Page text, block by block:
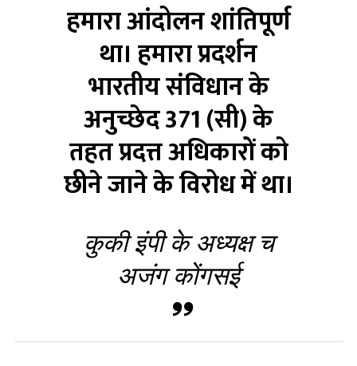
हमारा आंदोलन शांतिपूर्ण
था। हमारा प्रदर्शन
भारतीय संविधान के
अनुच्छेद 371 (सी) के
तहत प्रदत्त अधिकारों को
छीने जाने के विरोध में था।
कुकी इंपी के अध्यक्ष च
अजंग कोंगसई